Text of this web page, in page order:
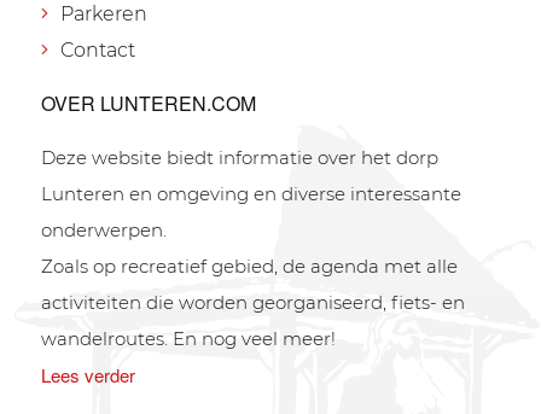
Parkeren
Contact
OVER LUNTEREN.COM
Deze website biedt informatie over het dorp
Lunteren en omgeving en diverse interessante
onderwerpen.
Zoals op recreatief gebied, de agenda met alle
activiteiten die worden georganiseerd, fiets- en
wandelroutes. En nog veel meer!
Lees verder